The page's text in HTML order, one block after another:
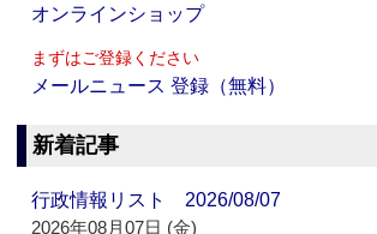
オンラインショップ
まずはご登録ください
メールニュース 登録（無料）
新着記事
行政情報リスト 2026/08/07
2026年08月07日 (金)